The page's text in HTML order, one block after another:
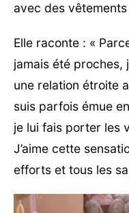
avec des vêtements
Elle raconte : «
jamais été proches,
une relation étroite
suis parfois émue
je lui fais porter les
J’aime cette
efforts et tous les